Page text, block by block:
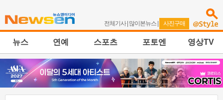
전체기사| 많이본뉴스 | 사진구매
뉴스 연예 스포츠 포토엔 영상TV